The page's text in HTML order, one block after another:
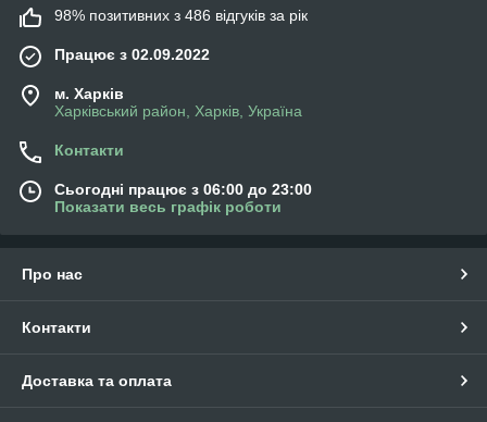
98% позитивних з 486 відгуків за рік
Працює з 02.09.2022
м. Харків
Харківський район, Харків, Україна
Контакти
Сьогодні працює з 06:00 до 23:00
Показати весь графік роботи
Про нас
Контакти
Доставка та оплата